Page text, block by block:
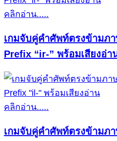
คลิกอ่าน.....
เกมจับคู่คำศัพท์ตรงข้ามภ
Prefix “ir-” พร้อมเสียงอ่า
คลิกอ่าน.....
เกมจับคู่คำศัพท์ตรงข้ามภ